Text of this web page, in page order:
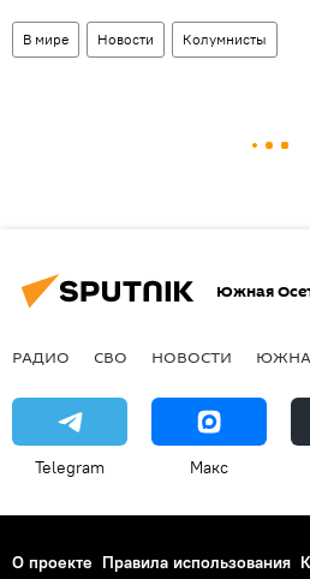
В мире Новости Колумнисты
Южная
РАДИО СВО НОВОСТИ
Telegram Макс
О проекте Правила использования